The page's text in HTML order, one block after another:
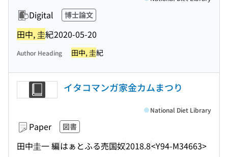
Digital 博士論文
田中, 圭紀2020-05-20
Author Heading 田中, 圭紀
イタコマンガ家金カムまつり
Paper 図書
田中圭一 編はぁとふる売国奴2018.8<Y94-M34663>
National Diet Library